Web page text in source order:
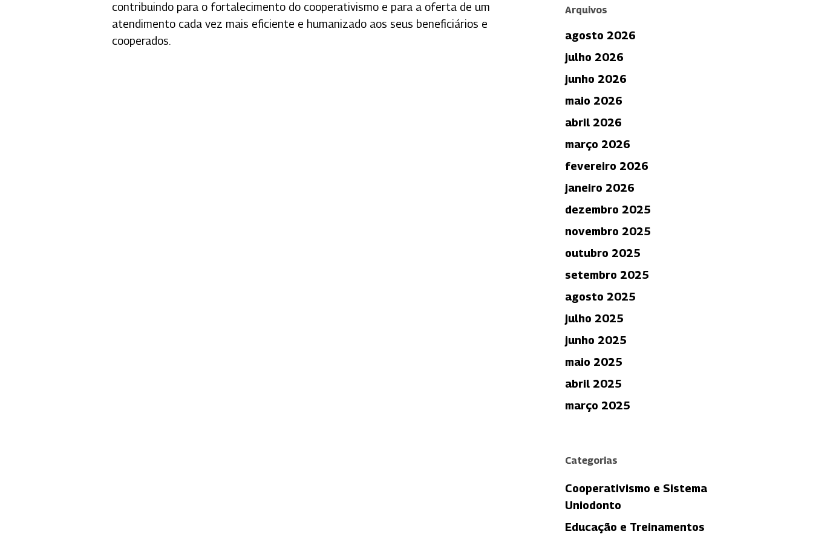
contribuindo para o fortalecimento do cooperativismo e para a oferta de um
atendimento cada vez mais eficiente e humanizado aos seus beneficiários e
cooperados.
Arquivos
agosto 2026
julho 2026
junho 2026
maio 2026
abril 2026
março 2026
fevereiro 2026
janeiro 2026
dezembro 2025
novembro 2025
outubro 2025
setembro 2025
agosto 2025
julho 2025
junho 2025
maio 2025
abril 2025
março 2025
Categorias
Cooperativismo e Sistema
Uniodonto
Educação e Treinamentos